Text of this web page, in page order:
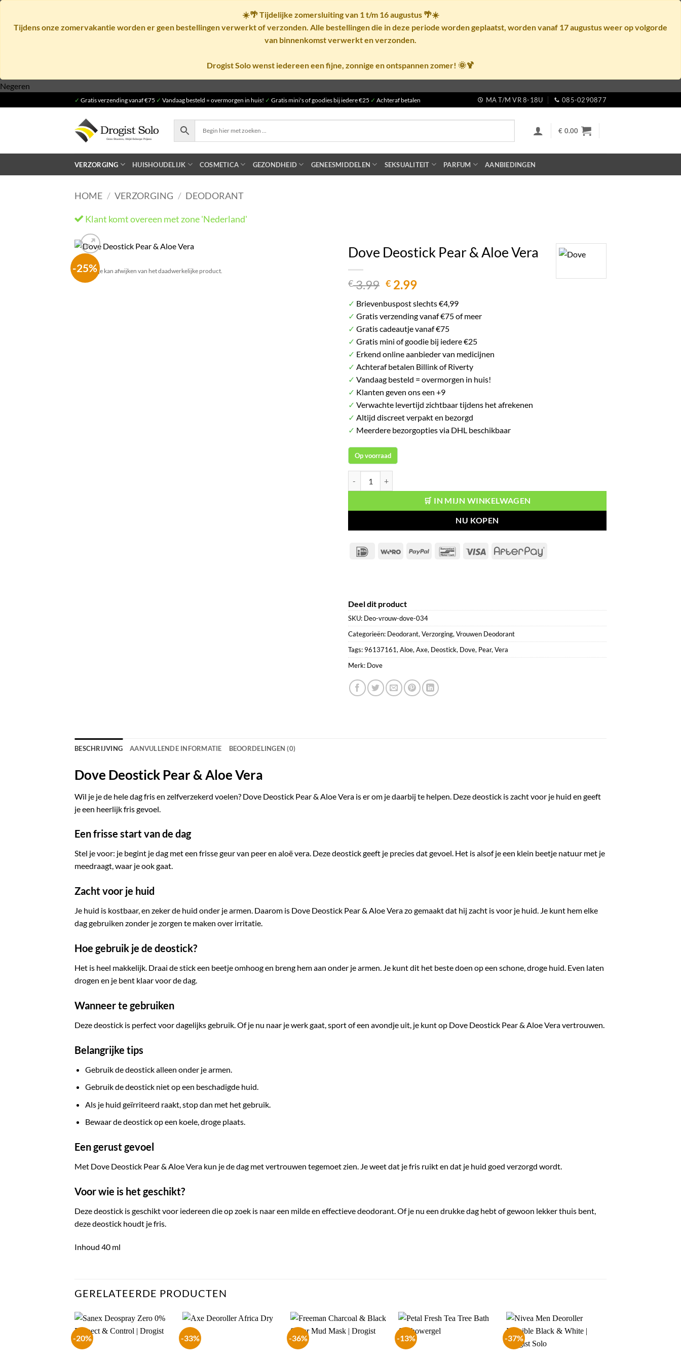
☀️🌴Tijdelijke zomersluiting van 1 t/m 16 augustus🌴☀️
Tijdens onze zomervakantie worden er geen bestellingen verwerkt of verzonden. Alle bestellingen die in deze periode worden geplaatst, worden vanaf 17 augustusweer op volgorde
van binnenkomst verwerkt en verzonden.
Drogist Solo wenst iedereen een fijne, zonnige en ontspannen zomer! 🌞🍹
Negeren
inhoud
✓ Gratis verzending vanaf €75 ✓ Vandaag besteld = overmorgen in huis! ✓ Gratis mini's of goodies bij iedere €25 ✓ Achteraf betalen MA T/M VR 8-18U 085-0290877
€ 0.00
VERZORGING HUISHOUDELIJK COSMETICA GEZONDHEID GENEESMIDDELEN SEKSUALITEIT PARFUM AANBIEDINGEN
HOME / VERZORGING / DEODORANT
Klant komt overeen met zone 'Nederland'
-25%
Het plaatje kan afwijken van het daadwerkelijke product.
Het plaatje kan afwijken van het daadwerkelijke product.
Dove Deostick Pear & Aloe Vera
€3.99 Oorspronkelijke
was:
€ 3.99.
€ 2.99Huidige
is:
€ 2.99.
✓ Brievenbuspost slechts €4,99
✓ Gratis verzending vanaf €75 of meer
✓ Gratis cadeautje vanaf €75
✓ Gratis mini of goodie bij iedere €25
✓ Erkend online aanbieder van medicijnen
✓ Achteraf betalen Billink of Riverty
✓ Vandaag besteld = overmorgen in huis!
✓ Klanten geven ons een +9
✓ Verwachte levertijd zichtbaar tijdens het afrekenen
✓ Altijd discreet verpakt en bezorgd
✓ Meerdere bezorgopties via DHL beschikbaar
Op voorraad
🛒 IN MIJN WINKELWAGEN
NU KOPEN
IDeal Wero PayPal Bancontact
Visa AfterPay
Deel dit product
SKU: Deo-vrouw-dove-034
Categorieën: Deodorant, Verzorging, Vrouwen Deodorant
Tags: 96137161, Aloe, Axe, Deostick, Dove, Pear, Vera
Merk: Dove
BESCHRIJVING AANVULLENDE INFORMATIE BEOORDELINGEN (0)
Dove Deostick Pear & Aloe Vera
Wil je je de hele dag fris en zelfverzekerd voelen? Dove Deostick Pear & Aloe Vera is er om je daarbij te helpen. Deze deostick is zacht voor je huid en geeft
je een heerlijk fris gevoel.
Een frisse start van de dag
Stel je voor: je begint je dag met een frisse geur van peer en aloë vera. Deze deostick geeft je precies dat gevoel. Het is alsof je een klein beetje natuur met je
meedraagt, waar je ook gaat.
Zacht voor je huid
Je huid is kostbaar, en zeker de huid onder je armen. Daarom is Dove Deostick Pear & Aloe Vera zo gemaakt dat hij zacht is voor je huid. Je kunt hem elke
dag gebruiken zonder je zorgen te maken over irritatie.
Hoe gebruik je de deostick?
Het is heel makkelijk. Draai de stick een beetje omhoog en breng hem aan onder je armen. Je kunt dit het beste doen op een schone, droge huid. Even laten
drogen en je bent klaar voor de dag.
Wanneer te gebruiken
Deze deostick is perfect voor dagelijks gebruik. Of je nu naar je werk gaat, sport of een avondje uit, je kunt op Dove Deostick Pear & Aloe Vera vertrouwen.
Belangrijke tips
Gebruik de deostick alleen onder je armen.
Gebruik de deostick niet op een beschadigde huid.
Als je huid geïrriteerd raakt, stop dan met het gebruik.
Bewaar de deostick op een koele, droge plaats.
Een gerust gevoel
Met Dove Deostick Pear & Aloe Vera kun je de dag met vertrouwen tegemoet zien. Je weet dat je fris ruikt en dat je huid goed verzorgd wordt.
Voor wie is het geschikt?
Deze deostick is geschikt voor iedereen die op zoek is naar een milde en effectieve deodorant. Of je nu een drukke dag hebt of gewoon lekker thuis bent,
deze deostick houdt je fris.
Inhoud 40 ml
GERELATEERDE PRODUCTEN
-20% -33% -36% -13% -37%